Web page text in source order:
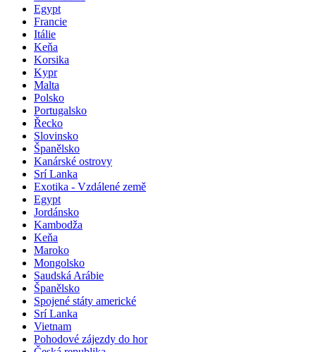
Egypt
Francie
Itálie
Keňa
Korsika
Kypr
Malta
Polsko
Portugalsko
Řecko
Slovinsko
Španělsko
Kanárské ostrovy
Srí Lanka
Exotika - Vzdálené země
Egypt
Jordánsko
Kambodža
Keňa
Maroko
Mongolsko
Saudská Arábie
Španělsko
Spojené státy americké
Srí Lanka
Vietnam
Pohodové zájezdy do hor